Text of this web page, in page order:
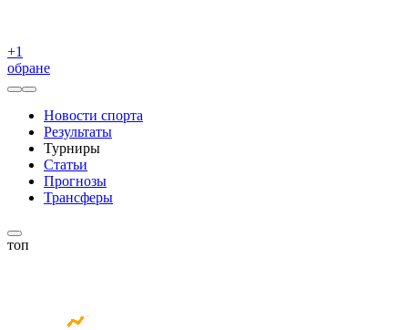
+1
обране
Новости спорта
Результаты
Турниры
Статьи
Прогнозы
Трансферы
топ